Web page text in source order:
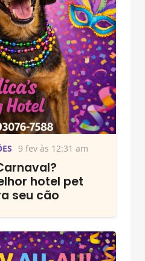
9 fev às 12:31 am
hotel pet
seu cão